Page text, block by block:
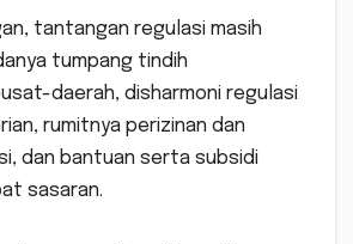
tantangan regulasi masih
tumpang tindih
daerah, disharmoni regulasi
rumitnya perizinan dan
dan bantuan serta subsidi
sasaran.